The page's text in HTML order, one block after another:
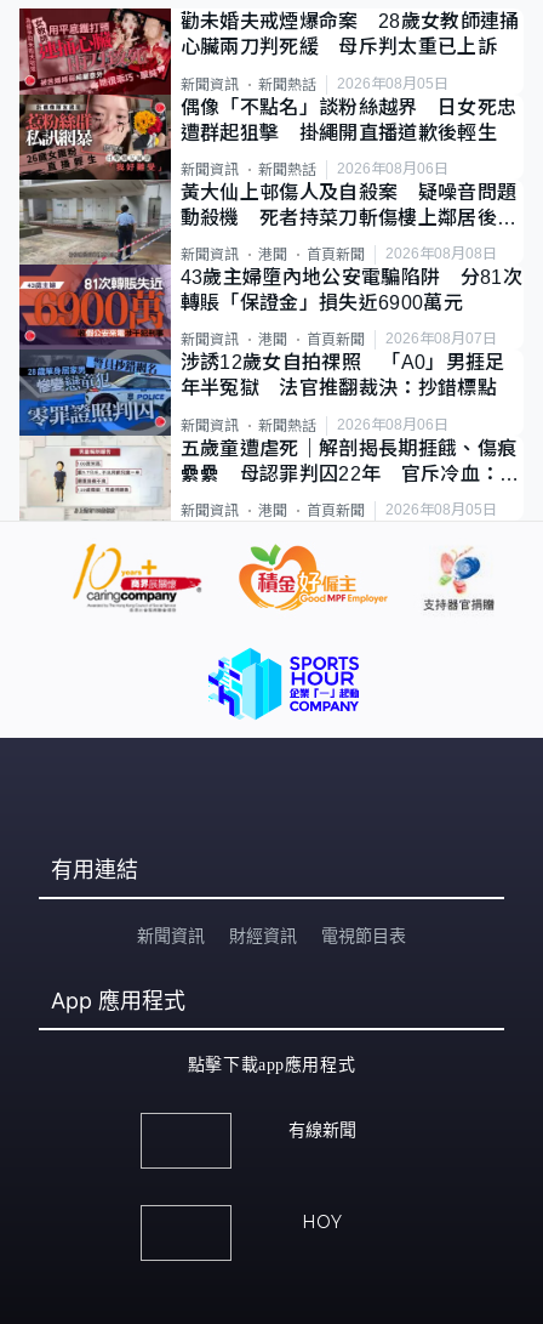
勸未婚夫戒煙爆命案 28歲女教師連捅
心臟兩刀判死緩 母斥判太重已上訴
新聞資訊 新聞熱話 2026年08月05日
偶像「不點名」談粉絲越界 日女死忠
遭群起狙擊 掛繩開直播道歉後輕生
新聞資訊 新聞熱話 2026年08月06日
黃大仙上邨傷人及自殺案 疑噪音問題
動殺機 死者持菜刀斬傷樓上鄰居後墮
斃
新聞資訊 港聞 首頁新聞 2026年08月08日
43歲主婦墮內地公安電騙陷阱 分81次
轉賬「保證金」損失近6900萬元
新聞資訊 港聞 首頁新聞 2026年08月07日
涉誘12歲女自拍祼照 「A0」男捱足
年半冤獄 法官推翻裁決：抄錯標點
新聞資訊 新聞熱話 2026年08月06日
五歲童遭虐死｜解剖揭長期捱餓、傷痕
纍纍 母認罪判囚22年 官斥冷血：同
類案最惡劣
新聞資訊 港聞 首頁新聞 2026年08月05日
有用連結
新聞資訊 財經資訊 電視節目表
App 應用程式
點擊下載app應用程式
有線新聞
HOY